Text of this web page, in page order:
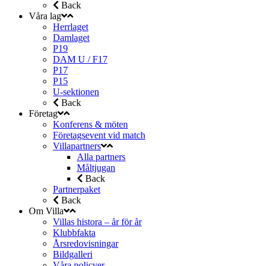
Back
Våra lag
Herrlaget
Damlaget
P19
DAM U / F17
P17
P15
U-sektionen
Back
Företag
Konferens & möten
Företagsevent vid match
Villapartners
Alla partners
Måltjugan
Back
Partnerpaket
Back
Om Villa
Villas histora – år för år
Klubbfakta
Årsredovisningar
Bildgalleri